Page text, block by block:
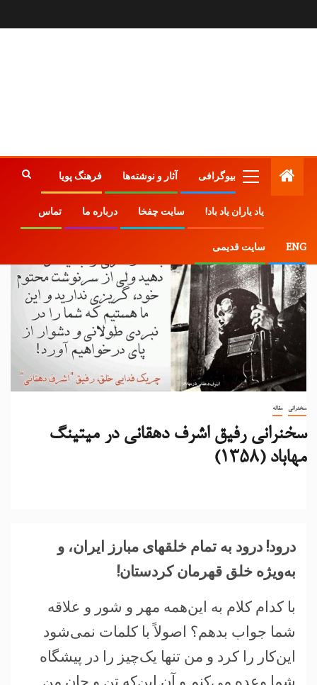
بیوگرافی آثار و نوشته‌ها فرهنگ پویا
یاد یاران یاد باد! سایت چفخا درباره ما تماس
ENG سایت قدیمی
سخنرانی مقاله
سخنرانی رفیق اشرف دهقانی در میتینگ
مهاباد (۱۳۵۸)
درود! درود به تمام خلقهای مبارز ايران، و
به‌ويژه خلق قهرمان کردستان!
با کدام کلام به اين‌همه مهر و شور و علاقه
شما جواب بدهم؟ اصولاً با کلمات نمی‌شود
اين‌کار را کرد و من تنها يک‌چيز را در پيشگاه
شما وعده می‌کنم و آن اين‌که تن و جان من